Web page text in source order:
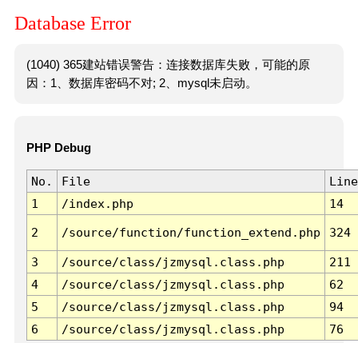
Database Error
(1040) 365建站错误警告：连接数据库失败，可能的原
因：1、数据库密码不对; 2、mysql未启动。
PHP Debug
No. File
Line
1
/index.php 14
2 /source/function/function_extend.php 324
3 /source/class/jzmysql.class.php
211
4
/source/class/jzmysql.class.php
62
5
/source/class/jzmysql.class.php
94
6
/source/class/jzmysql.class.php 76